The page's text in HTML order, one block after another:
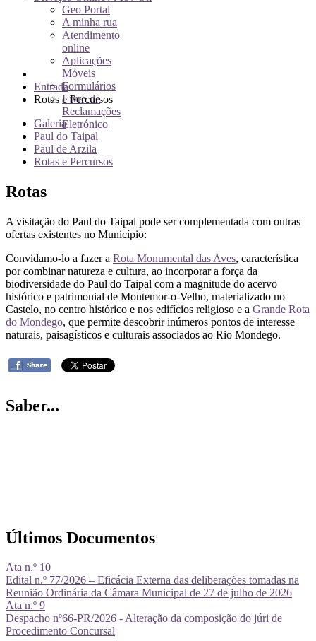
Geo Portal
A minha rua
Atendimento
online
Aplicações
Móveis
Formulários
Livro de
Reclamações
Eletrónico
Entrada
Rotas e Percursos
Galeria
Paul do Taipal
Paul de Arzila
Rotas e Percursos
Rotas
A visitação do Paul do Taipal pode ser complementada com outras
ofertas existentes no Município:
Convidamo-lo a fazer a Rota Monumental das Aves, característica
por combinar natureza e cultura, ao incorporar a força da
biodiversidade do Paul do Taipal com a magnitude do acervo
histórico e patrimonial de Montemor-o-Velho, materializado no
Castelo, no centro histórico e nos edifícios religioso e a Grande Rota
do Mondego, que permite descobrir inúmeros pontos de interesse
naturais, paisagísticos e culturais associados ao Rio Mondego.
Saber...
Últimos Documentos
Ata n.º 10
Edital n.º 77/2026 – Eficácia Externa das deliberações tomadas na
Reunião Ordinária da Câmara Municipal de 27 de julho de 2026
Ata n.º 9
Despacho nº66-PR/2026 - Alteração da composição do júri de
Procedimento Concursal